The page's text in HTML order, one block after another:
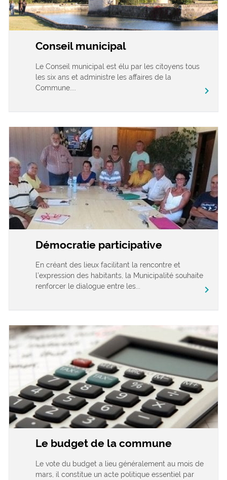
Conseil municipal
Le Conseil municipal est élu par les citoyens tous
les six ans et administre les affaires de la
Commune....
chevron_right
Démocratie participative
En créant des lieux facilitant la rencontre et
l’expression des habitants, la Municipalité souhaite
renforcer le dialogue entre les...
chevron_right
Le budget de la commune
Le vote du budget a lieu généralement au mois de
mars, il constitue un acte politique essentiel par